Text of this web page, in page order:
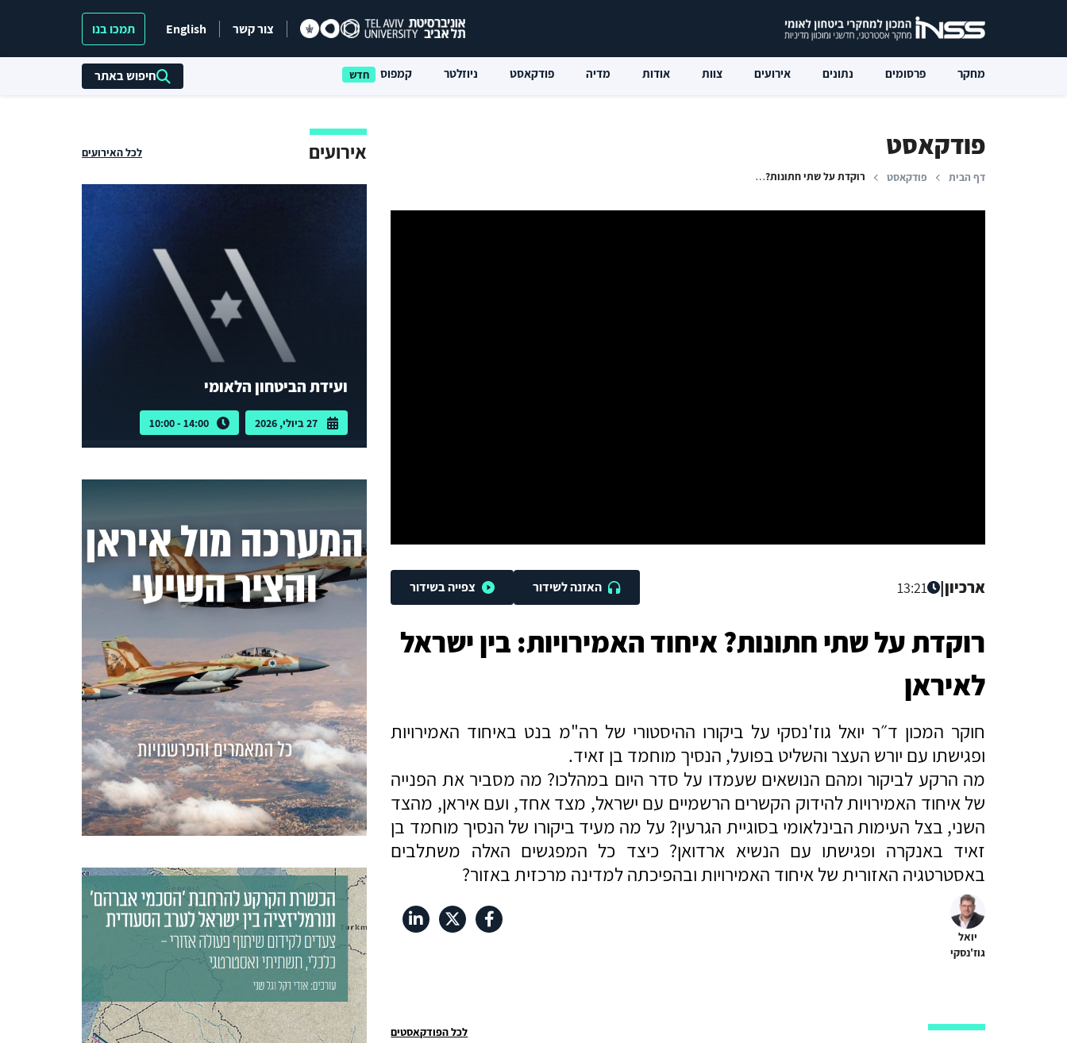
צור קשר English תמכו בנו
מחקר פרסומים נתונים אירועים צוות אודות מדיה פודקאסט ניוזלטר קמפוס חיפוש באתר
פודקאסט
דף הבית פודקאסט רוקדת על שתי חתונות? איחוד האמירויות: בין ישראל לאיראן
ארכיון|
13:21 האזנה לשידור צפייה בשידור
רוקדת על שתי חתונות? איחוד האמירויות: בין ישראל
לאיראן
חוקר המכון ד״ר יואל גוז'נסקי על ביקורו ההיסטורי של רה"מ בנט באיחוד האמירויות
ופגישתו עם יורש העצר והשליט בפועל, הנסיך מוחמד בן זאיד.
מה הרקע לביקור ומהם הנושאים שעמדו על סדר היום במהלכו? מה מסביר את הפנייה
של איחוד האמירויות להידוק הקשרים הרשמיים עם ישראל, מצד אחד, ועם איראן, מהצד
השני, בצל העימות הבינלאומי בסוגיית הגרעין? על מה מעיד ביקורו של הנסיך מוחמד בן
זאיד באנקרה ופגישתו עם הנשיא ארדואן? כיצד כל המפגשים האלה משתלבים
באסטרטגיה האזורית של איחוד האמירויות ובהפיכתה למדינה מרכזית באזור?
יואל
גוז'נסקי
לכל הפודקאסטים
אירועים לכל האירועים
ועידת הביטחון הלאומי
27 ביולי, 2026 14:00 - 10:00